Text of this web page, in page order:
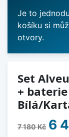
Je to
košíku si
otvory.
Set
+
Bílá/
7 180 Kč 6